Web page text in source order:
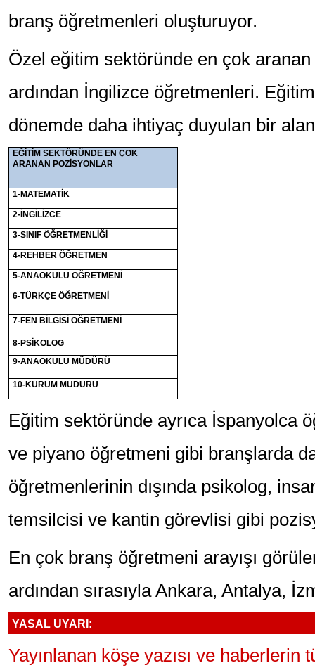
branş öğretmenleri oluşturuyor.
Özel eğitim sektöründe en çok
ardından İngilizce öğretmenleri. Eğitim
dönemde daha ihtiyaç duyulan bir
EĞİTİM SEKTÖRÜNDE EN ÇOK
ARANAN POZİSYONLAR
1-MATEMATİK
2-İNGİLİZCE
3-SINIF ÖĞRETMENLİĞİ
4-REHBER ÖĞRETMEN
5-ANAOKULU ÖĞRETMENİ
6-TÜRKÇE ÖĞRETMENİ
7-FEN BİLGİSİ ÖĞRETMENİ
8-PSİKOLOG
9-ANAOKULU MÜDÜRÜ
10-KURUM MÜDÜRÜ
Eğitim sektöründe ayrıca İspanyolca
ve piyano öğretmeni gibi branşlarda
öğretmenlerinin dışında psikolog,
temsilcisi ve kantin görevlisi gibi
En çok branş öğretmeni arayışı
ardından sırasıyla Ankara, Antalya,
YASAL UYARI:
Yayınlanan köşe yazısı ve haberlerin